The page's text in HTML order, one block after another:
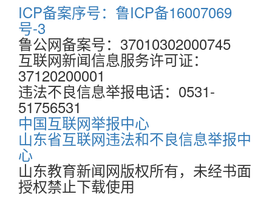
ICP备案序号：鲁ICP备16007069
号-3
鲁公网备案号：37010302000745
互联网新闻信息服务许可证：
37120200001
违法不良信息举报电话：0531-
51756531
中国互联网举报中心
山东省互联网违法和不良信息举报中
心
山东教育新闻网版权所有，未经书面
授权禁止下载使用